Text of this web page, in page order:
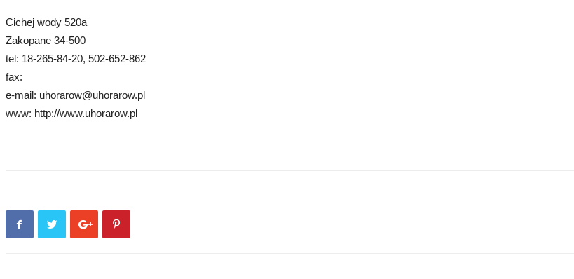
Cichej wody 520a
Zakopane 34-500
tel: 18-265-84-20, 502-652-862
fax:
e-mail: uhorarow@uhorarow.pl
www: http://www.uhorarow.pl